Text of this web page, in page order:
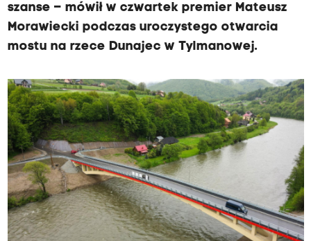
szanse – mówił w czwartek premier Mateusz
Morawiecki podczas uroczystego otwarcia
mostu na rzece Dunajec w Tylmanowej.